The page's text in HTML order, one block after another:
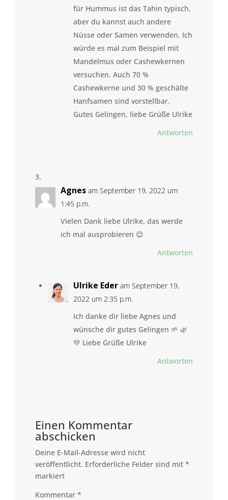
für Hummus ist das Tahin typisch,
aber du kannst auch andere
Nüsse oder Samen verwenden. Ich
würde es mal zum Beispiel mit
Mandelmus oder Cashewkernen
versuchen. Auch 70 %
Cashewkerne und 30 % geschälte
Hanfsamen sind vorstellbar.
Gutes Gelingen, liebe Grüße Ulrike
Antworten
Agnes am September 19, 2022 um
1:45 p.m.
Vielen Dank liebe Ulrike, das werde
ich mal ausprobieren 😊
Antworten
Ulrike Eder am September 19,
2022 um 2:35 p.m.
Ich danke dir liebe Agnes und
wünsche dir gutes Gelingen 🌱 🌿
💚 Liebe Grüße Ulrike
Antworten
Einen Kommentar
abschicken
Deine E-Mail-Adresse wird nicht
veröffentlicht. Erforderliche Felder sind mit *
markiert
Kommentar *